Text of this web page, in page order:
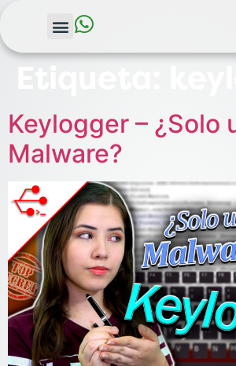
Keylogger – ¿Solo
Malware?